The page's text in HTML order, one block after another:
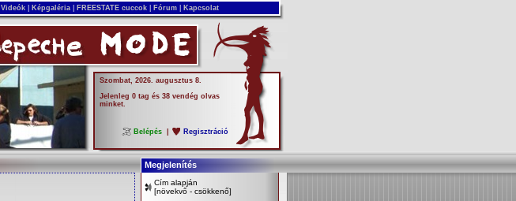
Videók Képgaléria FREESTATE cuccok Fórum Kapcsolat
Szombat, 2026. augusztus 8.
Jelenleg 0 tag és 38 vendég olvas
minket.
Belépés Regisztráció
Megjelenítés
Cím alapján
[növekvő - csökkenő]